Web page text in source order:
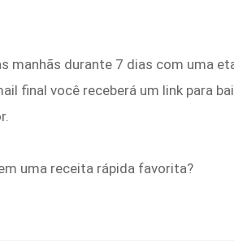
manhãs durante 7 dias com uma
final você receberá um link para
uma receita rápida favorita?